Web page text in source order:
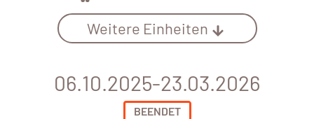
Weitere Einheiten
06.10.2025-23.03.2026
BEENDET